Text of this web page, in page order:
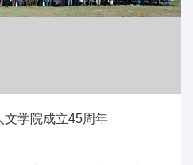
文学院成立45周年